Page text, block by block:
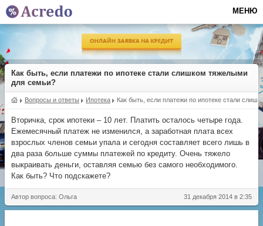
Как быть, если платежи по ипотеке стали слишком тяжелыми
для семьи?
Вопросы и ответы Ипотека Как быть, если платежи по ипотеке стали
Вторичка, срок ипотеки – 10 лет. Платить осталось четыре года.
Ежемесячный платеж не изменился, а заработная плата всех
взрослых членов семьи упала и сегодня составляет всего лишь в
два раза больше суммы платежей по кредиту. Очень тяжело
выкраивать деньги, оставляя семью без самого необходимого.
Как быть? Что подскажете?
31 декабря 2014 в 2:35
Автор вопроса: Ольга
МЕНЮ